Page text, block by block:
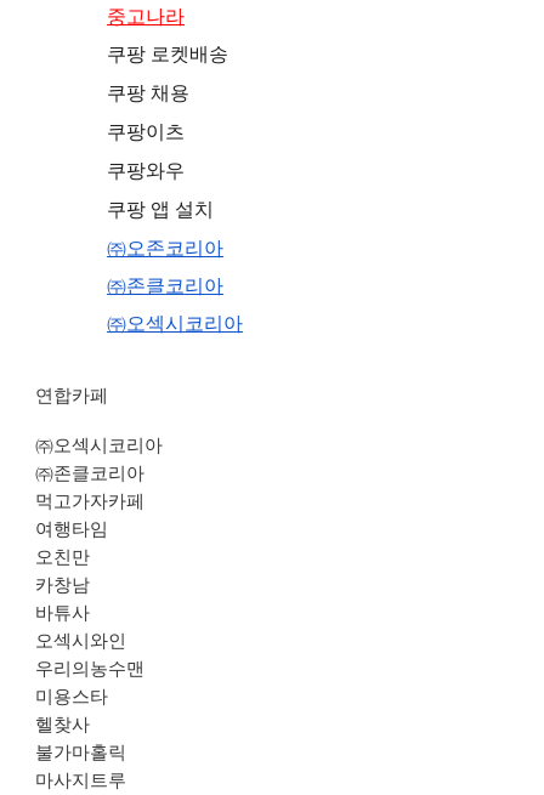
중고나라
쿠팡 로켓배송
쿠팡 채용
쿠팡이츠
쿠팡와우
쿠팡 앱 설치
㈜오존코리아
㈜존클코리아
㈜오섹시코리아
연합카페
㈜오섹시코리아
㈜존클코리아
먹고가자카페
여행타임
오친만
카창남
바튜사
오섹시와인
우리의농수맨
미용스타
헬찾사
불가마홀릭
마사지트루